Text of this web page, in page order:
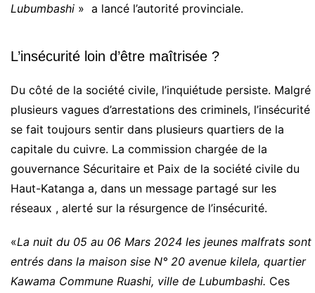
Lubumbashi » a lancé l’autorité provinciale.
L’insécurité loin d’être maîtrisée ?
Du côté de la société civile, l’inquiétude persiste. Malgré
plusieurs vagues d’arrestations des criminels, l’insécurité
se fait toujours sentir dans plusieurs quartiers de la
capitale du cuivre. La commission chargée de la
gouvernance Sécuritaire et Paix de la société civile du
Haut-Katanga a, dans un message partagé sur les
réseaux , alerté sur la résurgence de l’insécurité.
«La nuit du 05 au 06 Mars 2024 les jeunes malfrats sont
entrés dans la maison sise N° 20 avenue kilela, quartier
Kawama Commune Ruashi, ville de Lubumbashi. Ces